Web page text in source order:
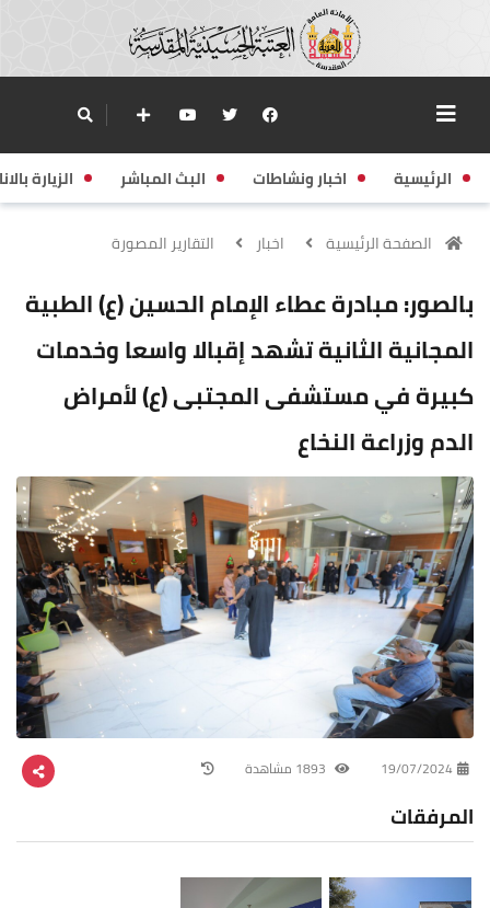
الرئيسية اخبار ونشاطات البث المباشر الزيارة
الصفحة الرئيسية اخبار التقارير المصورة
بالصور: مبادرة عطاء الإمام الحسين (ع) الطبية
المجانية الثانية تشهد إقبالا واسعا وخدمات
كبيرة في مستشفى المجتبى (ع) لأمراض
الدم وزراعة النخاع
19/07/2024
المرفقات